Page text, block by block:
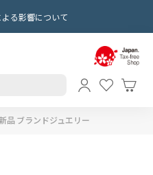
る影響について
品 ブランドジュエリー